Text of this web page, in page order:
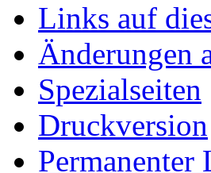
Links auf
Änderungen
Spezialseiten
Druckversion
Permanenter